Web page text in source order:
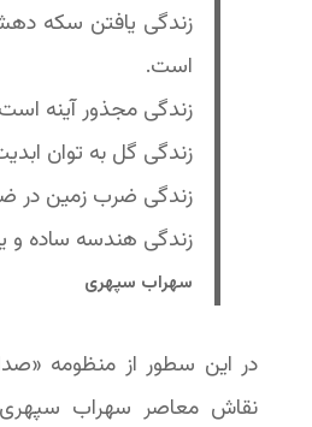
زندگى یافتن سکه
است.
زندگی مجذور آینه
زندگى گل به توان
زندگى ضرب زمین در
زندگى هندسه ساده
سهراب سپهری
در این سطور از منظومه
نقاش معاصر سهراب